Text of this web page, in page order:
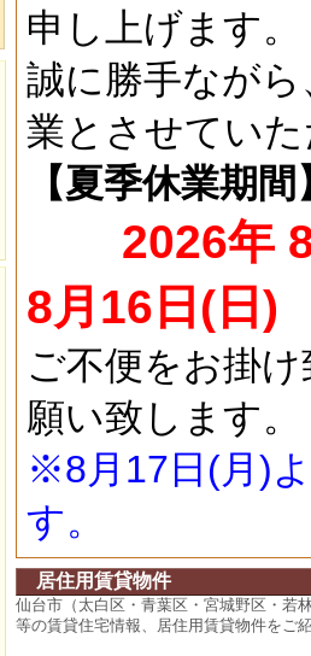
申し上げます。
誠に勝手なが
業とさせてい
【夏季休業期間
2026年
8月16日(日)
ご不便をお掛
願い致します。
※8月17日(月)
す。
居住用賃貸物件
仙台市（太白区・青葉区・宮城野区・若
等の賃貸住宅情報、居住用賃貸物件をご